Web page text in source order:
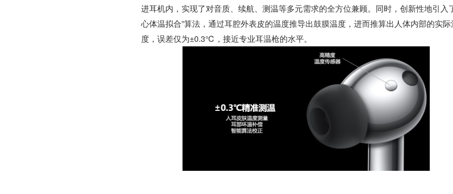
进耳机内，实现了对音质、续航、测温等多元需求的全方位兼顾。同时，创新性地引入
心体温拟合”算法，通过耳腔外表皮的温度推导出鼓膜温度，进而推算出人体内部的实际
度，误差仅为±0.3℃，接近专业耳温枪的水平。